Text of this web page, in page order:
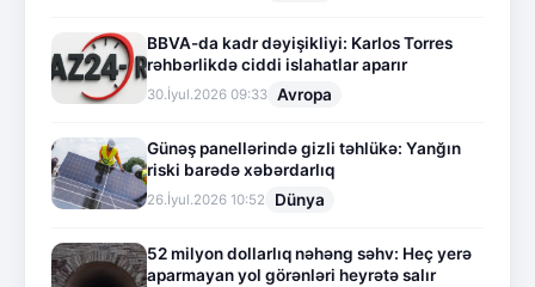
BBVA-da kadr dəyişikliyi: Karlos Torres
rəhbərlikdə ciddi islahatlar aparır
30.İyul.2026 09:33 Avropa
Günəş panellərində gizli təhlükə: Yanğın
riski barədə xəbərdarlıq
26.İyul.2026 10:52 Dünya
52 milyon dollarlıq nəhəng səhv: Heç yerə
aparmayan yol görənləri heyrətə salır